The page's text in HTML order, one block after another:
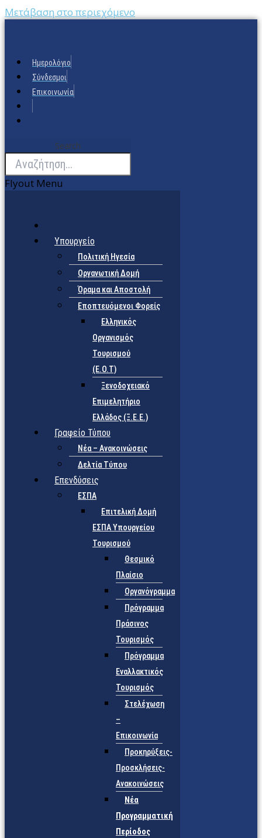
Μετάβαση στο περιεχόμενο
Ημερολόγιο
Σύνδεσμοι
Επικοινωνία
Search
Flyout Menu
Υπουργείο
Πολιτική Ηγεσία
Οργανωτική Δομή
Όραμα και Αποστολή
Εποπτευόμενοι Φορείς
Eλληνικός
Οργανισμός
Τουρισμού
(Ε.Ο.Τ)
Ξενοδοχειακό
Επιμελητήριο
Ελλάδος (Ξ.Ε.Ε.)
Γραφείο Τύπου
Νέα – Ανακοινώσεις
Δελτία Τύπου
Επενδύσεις
ΕΣΠΑ
Επιτελική Δομή
ΕΣΠΑ Υπουργείου
Τουρισμού
Θεσμικό
Πλαίσιο
Οργανόγραμμα
Πρόγραμμα
Πράσινος
Τουρισμός
Πρόγραμμα
Εναλλακτικός
Τουρισμός
Στελέχωση
–
Επικοινωνία
Προκηρύξεις-
Προσκλήσεις-
Ανακοινώσεις
Νέα
Προγραμματική
Περίοδος